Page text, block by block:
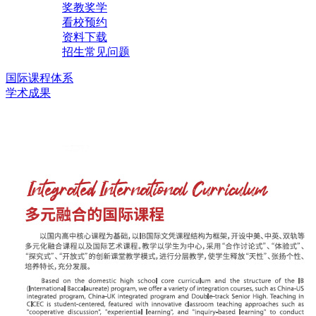
奖教奖学
看校预约
资料下载
招生常见问题
国际课程体系
学术成果